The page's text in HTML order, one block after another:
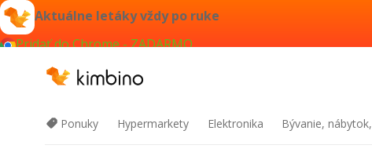
Aktuálne letáky vždy po ruke
Pridať do Chrome - ZADARMO
Ponuky Hypermarkety Elektronika Bývanie,